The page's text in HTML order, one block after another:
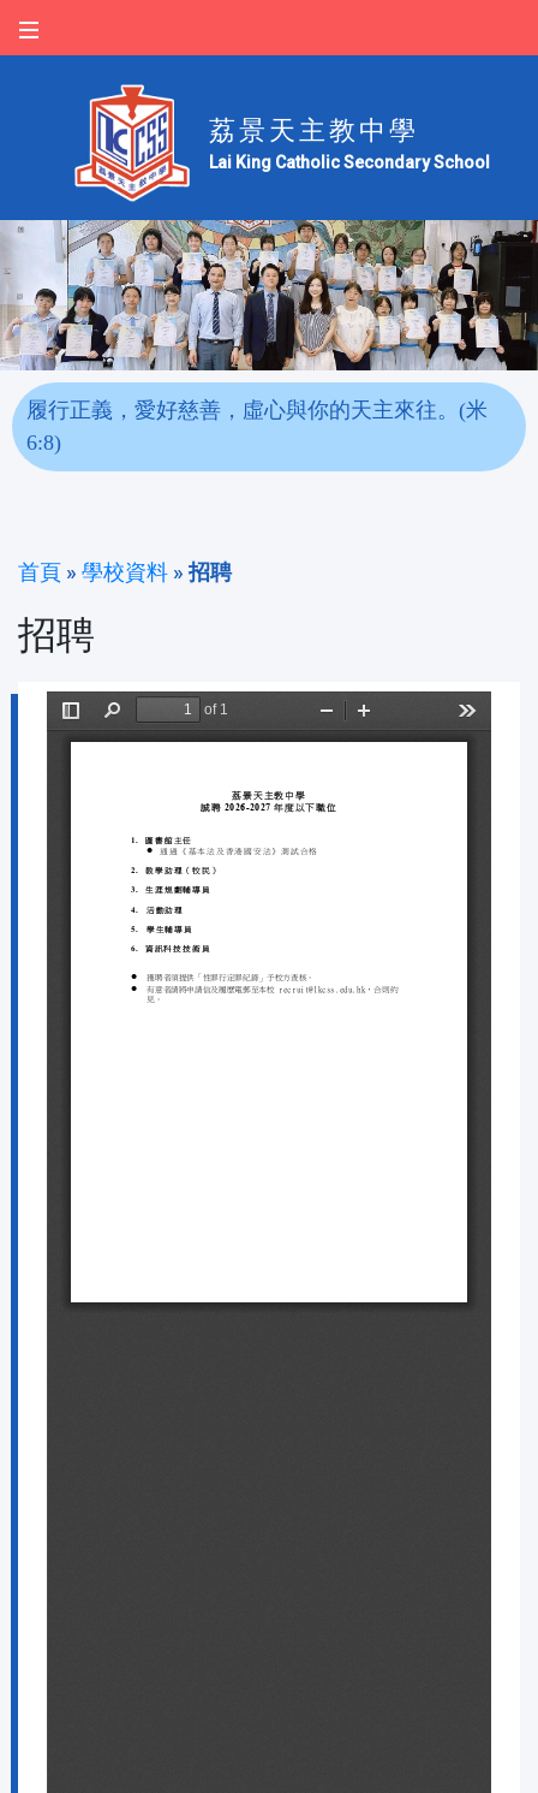
荔景天主教中學
Lai King Catholic Secondary School
履行正義，愛好慈善，虛心與你的天主來往。(米
6:8)
首頁 » 學校資料 »招聘
招聘